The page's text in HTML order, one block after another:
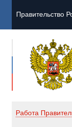
Правительство
Работа